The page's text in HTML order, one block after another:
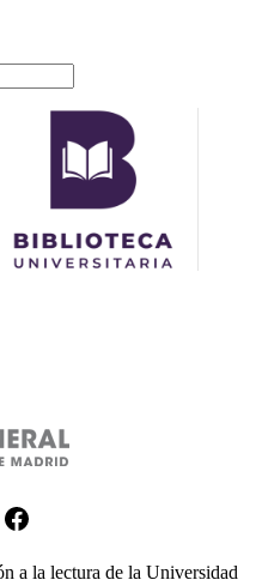
Facebook
a la lectura de la Universidad